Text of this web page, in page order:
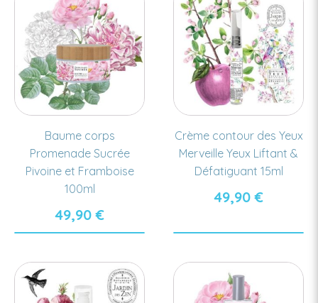
Baume corps
Promenade Sucrée
Pivoine et Framboise
100ml
49,90€
Crème contour des Yeux
Merveille Yeux Liftant &
Défatiguant 15ml
49,90€